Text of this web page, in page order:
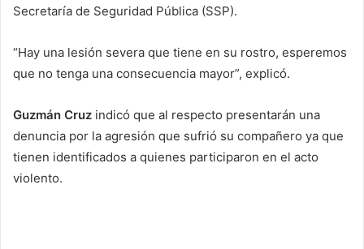
Secretaría de Seguridad Pública (SSP).
“Hay una lesión severa que tiene en su rostro, esperemos
que no tenga una consecuencia mayor”, explicó.
Guzmán Cruz indicó que al respecto presentarán una
denuncia por la agresión que sufrió su compañero ya que
tienen identificados a quienes participaron en el acto
violento.